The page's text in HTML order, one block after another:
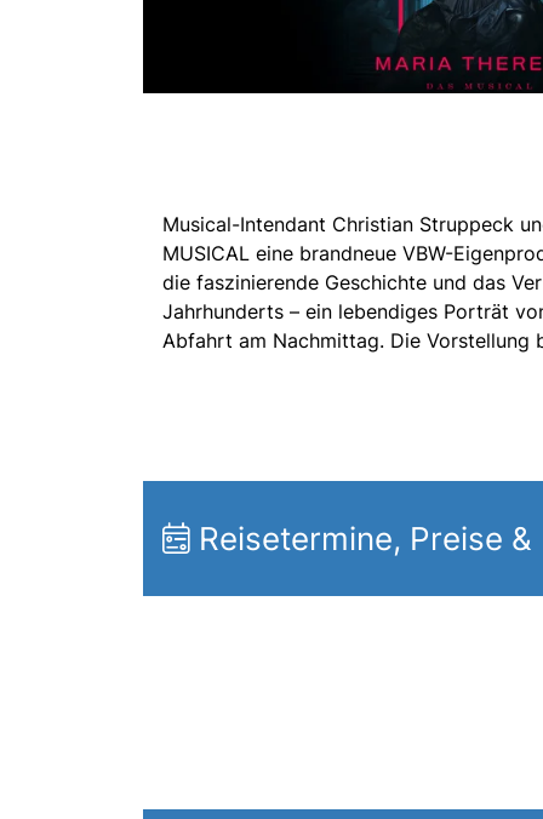
Musical-Intendant Christian Struppeck
MUSICAL eine brandneue VBW-
die faszinierende Geschichte und das
Jahrhunderts – ein lebendiges Porträt
Abfahrt am Nachmittag. Die Vorstellung
Reisetermine, Preise &